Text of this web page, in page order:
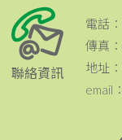
聯絡資訊
電話
傳真
地址
email